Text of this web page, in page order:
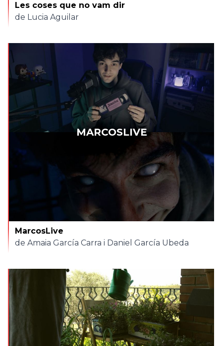
Les coses que no vam dir
de Lucia Aguilar
MARCOSLIVE
MarcosLive
de Amaia García Carra i Daniel García Ubeda